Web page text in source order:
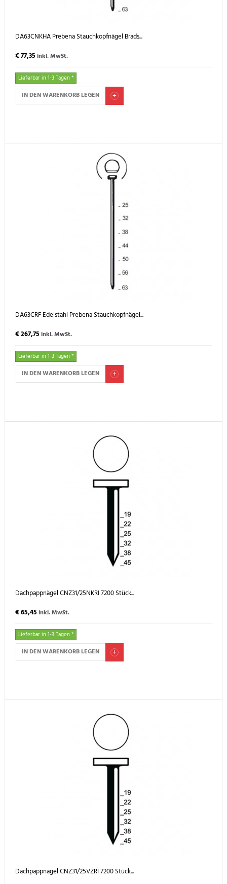
DA63CNKHA Prebena Stauchkopfnägel Brads...
€ 77,35 inkl. MwSt.
Lieferbar in 1-3 Tagen *
IN DEN WARENKORB LEGEN
DA63CRF Edelstahl Prebena Stauchkopfnägel...
€ 267,75 inkl. MwSt.
Lieferbar in 1-3 Tagen *
IN DEN WARENKORB LEGEN
Dachpappnägel CNZ31/25NKRI 7200 Stück...
€ 65,45 inkl. MwSt.
Lieferbar in 1-3 Tagen *
IN DEN WARENKORB LEGEN
Dachpappnägel CNZ31/25VZRI 7200 Stück...